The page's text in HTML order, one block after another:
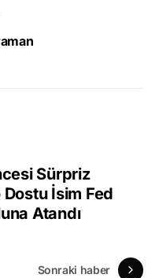
Sürpriz
İsim Fed
Atandı
Sonraki haber